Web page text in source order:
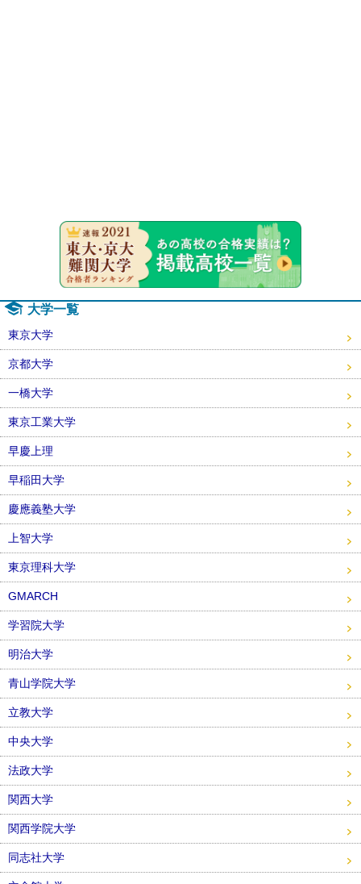
大学一覧
東京大学
京都大学
一橋大学
東京工業大学
早慶上理
早稲田大学
慶應義塾大学
上智大学
東京理科大学
GMARCH
学習院大学
明治大学
青山学院大学
立教大学
中央大学
法政大学
関西大学
関西学院大学
同志社大学